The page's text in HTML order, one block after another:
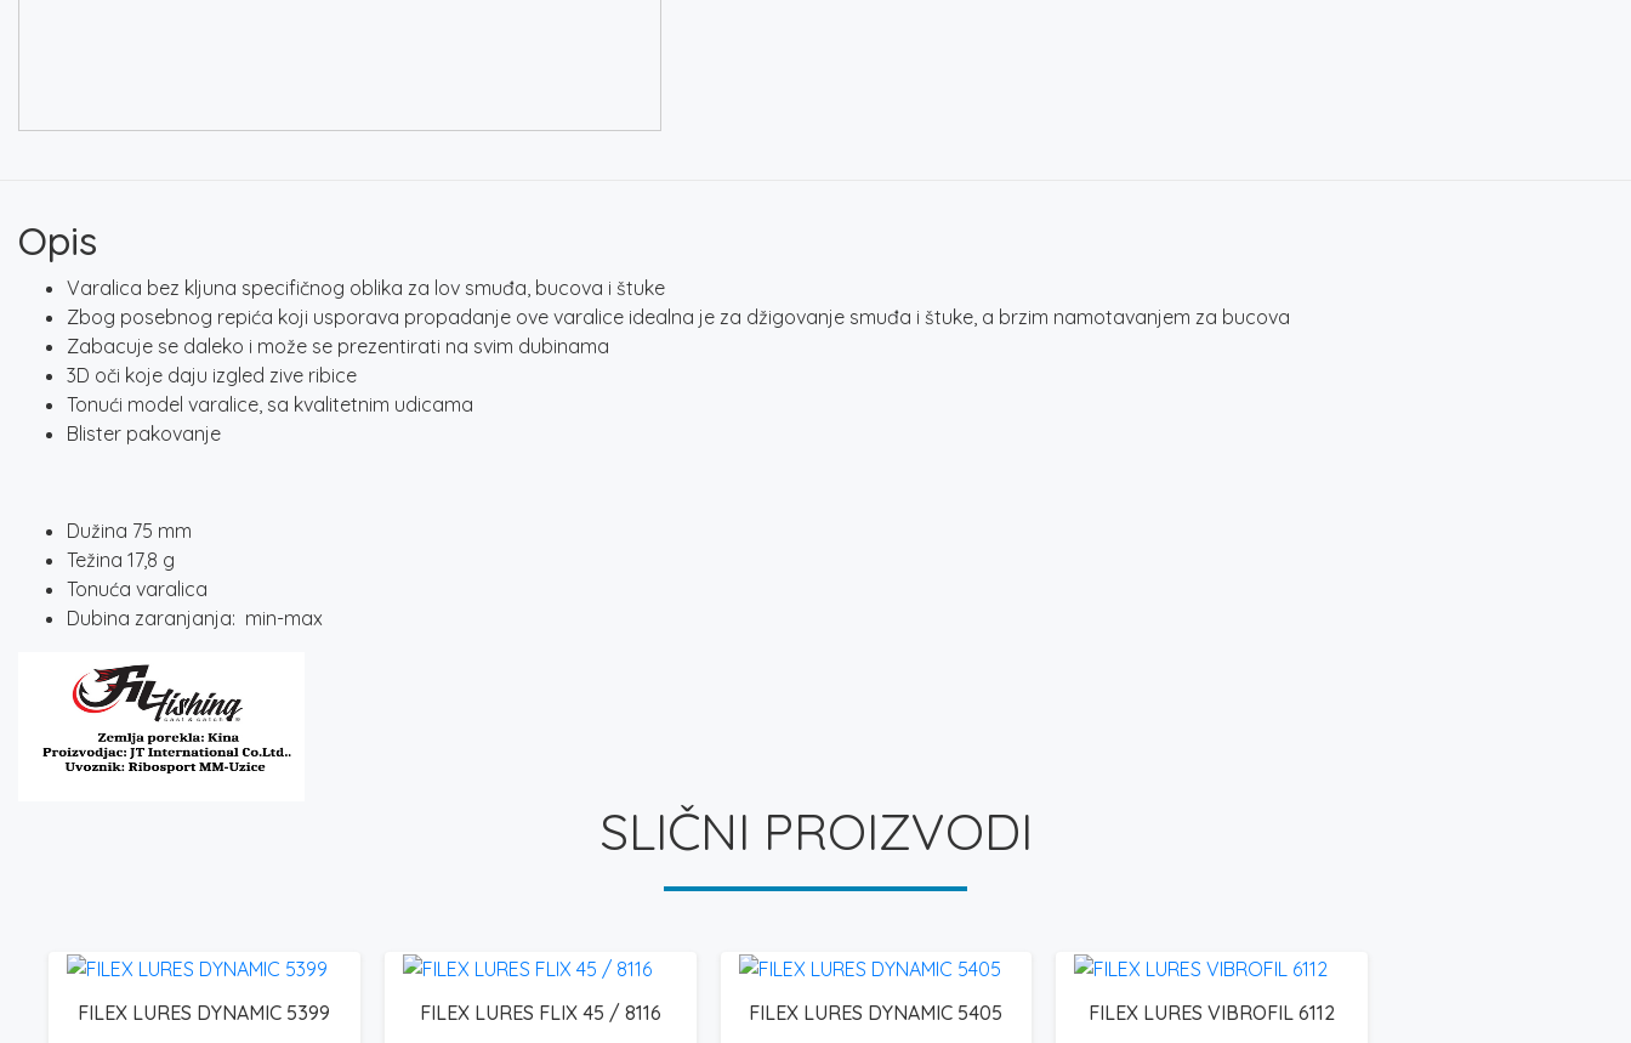
Opis
Varalica bez kljuna specifičnog oblika za lov smuđa, bucova i štuke
Zbog posebnog repića koji usporava propadanje ove varalice idealna je za džigovanje smuđa i štuke, a brzim namotavanjem za bucova
Zabacuje se daleko i može se prezentirati na svim dubinama
3D oči koje daju izgled zive ribice
Tonući model varalice, sa kvalitetnim udicama
Blister pakovanje
Dužina 75 mm
Težina 17,8 g
Tonuća varalica
Dubina zaranjanja: min-max
SLIČNI PROIZVODI
FILEX LURES DYNAMIC 5399
FILEX LURES FLIX 45 / 8116
FILEX LURES DYNAMIC 5405
FILEX LURES VIBROFIL 6112